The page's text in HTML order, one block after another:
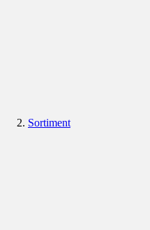
Sortiment